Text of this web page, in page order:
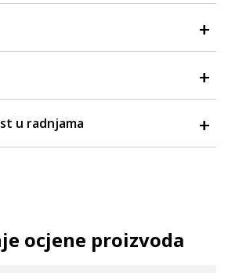
u radnjama
ocjene proizvoda